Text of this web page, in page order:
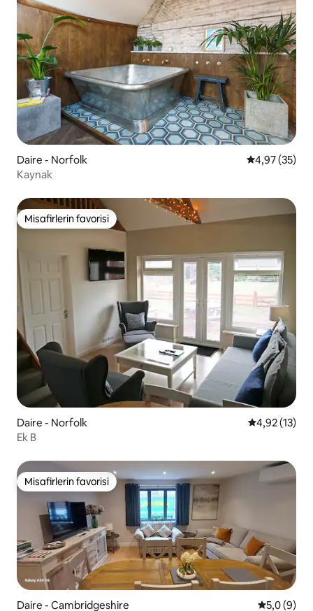
Daire - Norfolk 5 üzerinden
4,97 (35)
Kaynak
Misafirlerin favorisi
Misafirlerin favorisi
Daire - Norfolk 5 üzerinden
4,92 (13)
Ek B
Misafirlerin favorisi
Misafirlerin favorisi
Daire - Cambridgeshire 55,0 (9)